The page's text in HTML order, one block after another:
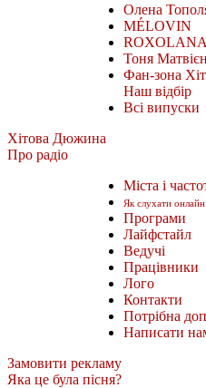
Олена
MÉLOVIN
ROXOLANA
Тоня
Фан-зона
Наш відбір
Всі випуски
Хітова Дюжина
Про радіо
Міста і
Як слухати онлайн
Програми
Лайфстайл
Ведучі
Працівники
Лого
Контакти
Потрібна
Написати
Замовити рекламу
Яка це була пісня?